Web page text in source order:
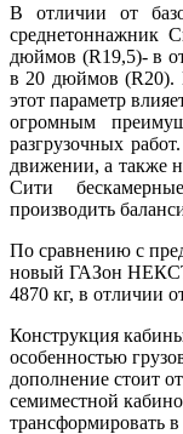
В отличии от
среднетоннажник
дюймов (R19,5)- в
в 20 дюймов (R20).
этот параметр
огромным
разгрузочных
движении, а также
Сити
производить
По сравнению с
новый ГАЗон
4870 кг, в отличии
Конструкция
особенностью
дополнение стоит
семиместной
трансформировать